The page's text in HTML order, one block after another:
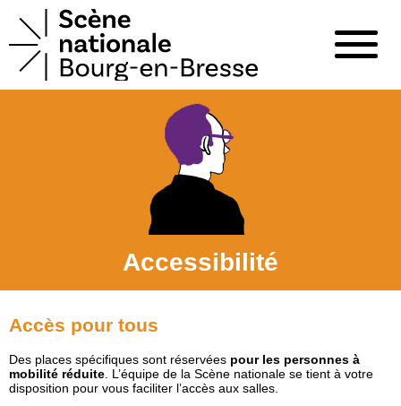
Accessibilité
Accès pour tous
Des places spécifiques sont réservées pour les personnes à
mobilité réduite . L’équipe de la Scène nationale se tient à votre
disposition pour vous faciliter l’accès aux salles.